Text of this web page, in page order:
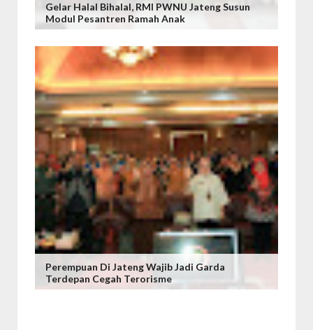
Gelar Halal Bihalal, RMI PWNU Jateng Susun
Modul Pesantren Ramah Anak
Perempuan Di Jateng Wajib Jadi Garda
Terdepan Cegah Terorisme